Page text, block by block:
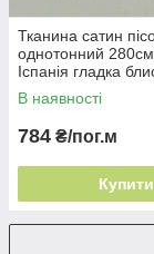
Тканина сатин
однотонний 280см
Іспанія гладка
тканина
В наявності
784 ₴/пог.м
Купити